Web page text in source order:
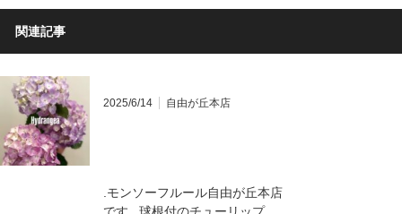
関連記事
2025/6/14 自由が丘本店
.モンソーフルール自由が丘本店